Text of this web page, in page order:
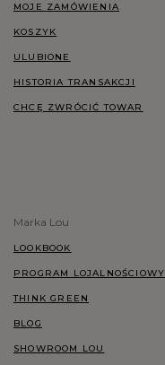
MOJE ZAMÓWIENIA
KOSZYK
ULUBIONE
HISTORIA TRANSAKCJI
CHCĘ ZWRÓCIĆ TOWAR
Marka Lou
LOOKBOOK
PROGRAM LOJALNOŚCIOWY
THINK GREEN
BLOG
SHOWROOM LOU